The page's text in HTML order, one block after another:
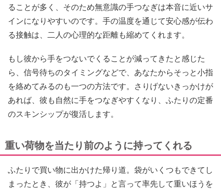
ることが多く、そのため無意識の手つなぎは本音に近いサ
インになりやすいのです。手の温度を通じて安心感が伝わ
る接触は、二人の心理的な距離も縮めてくれます。
もし彼から手をつないでくることが減ってきたと感じた
ら、信号待ちのタイミングなどで、あなたからそっと小指
を絡めてみるのも一つの方法です。さりげないきっかけが
あれば、彼も自然に手をつなぎやすくなり、ふたりの定番
のスキンシップが復活します。
重い荷物を当たり前のように持ってくれる
ふたりで買い物に出かけた帰り道。袋がいくつもできてし
まったとき、彼が「持つよ」と言って率先して重いほうを